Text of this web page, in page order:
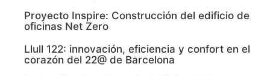
Proyecto Inspire: Construcción del edificio de
oficinas Net Zero
Llull 122: innovación, eficiencia y confort en el
corazón del 22@ de Barcelona